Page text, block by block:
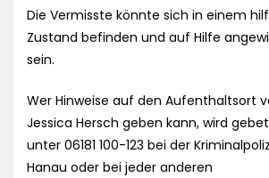
Die Vermisste könnte sich in einem
Zustand befinden und auf Hilfe
sein.
Wer Hinweise auf den Aufenthaltsort
Jessica Hersch geben kann, wird
unter 06181 100-123 bei der
Hanau oder bei jeder anderen